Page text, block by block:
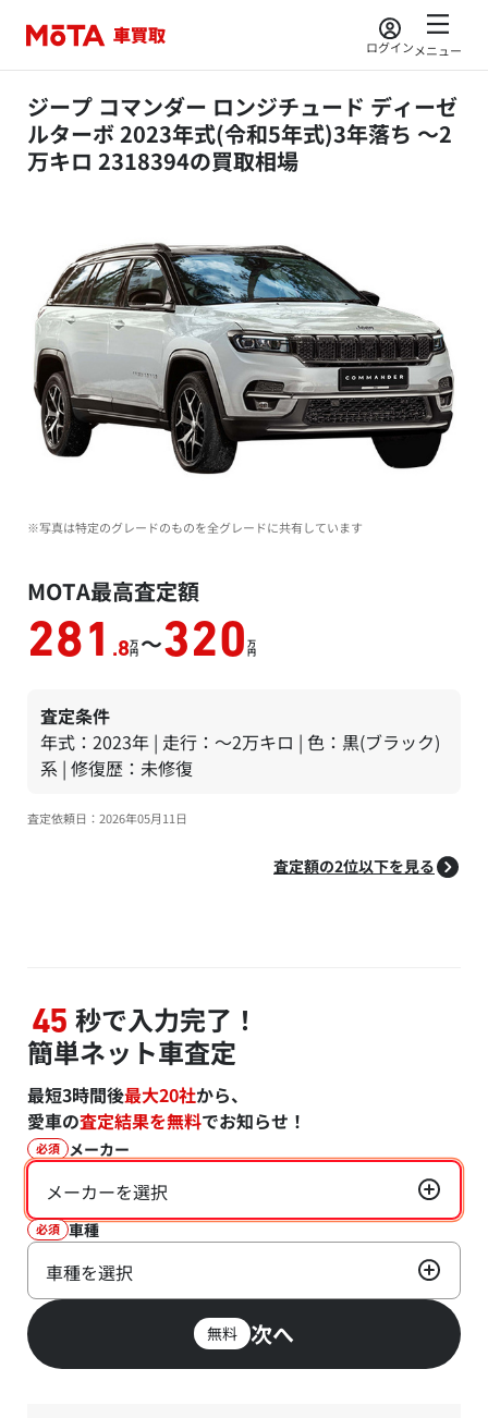
ログインメニュー
ジープ コマンダー ロンジチュード ディーゼ
ルターボ 2023年式(令和5年式)3年落ち ～2
万キロ 2318394の買取相場
※写真は特定のグレードのものを全グレードに共有しています
MOTA最高査定額
281 .8万
円 ～320 万
円
査定条件
年式：2023年 | 走行：～2万キロ | 色：黒(ブラック)
系 | 修復歴：未修復
査定依頼日：2026年05月11日
査定額の2位以下を見る
45 秒で入力完了！
簡単ネット車査定
最短3時間後最大20社から、
愛車の査定結果を無料でお知らせ！
必須 メーカー
メーカーを選択
必須 車種
車種を選択
無料 次へ